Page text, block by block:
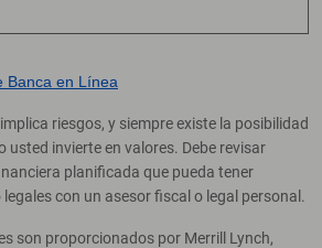
Banca en Línea
riesgos, y siempre existe la posibilidad
usted invierte en valores. Debe revisar
planificada que pueda tener
con un asesor fiscal o legal personal.
son proporcionados por Merrill Lynch,